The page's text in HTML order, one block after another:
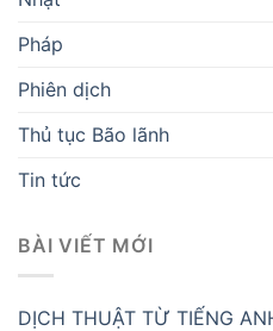
Pháp
Phiên dịch
Thủ tục Bão lãnh
Tin tức
BÀI VIẾT MỚI
DỊCH THUẬT TỪ TIẾNG